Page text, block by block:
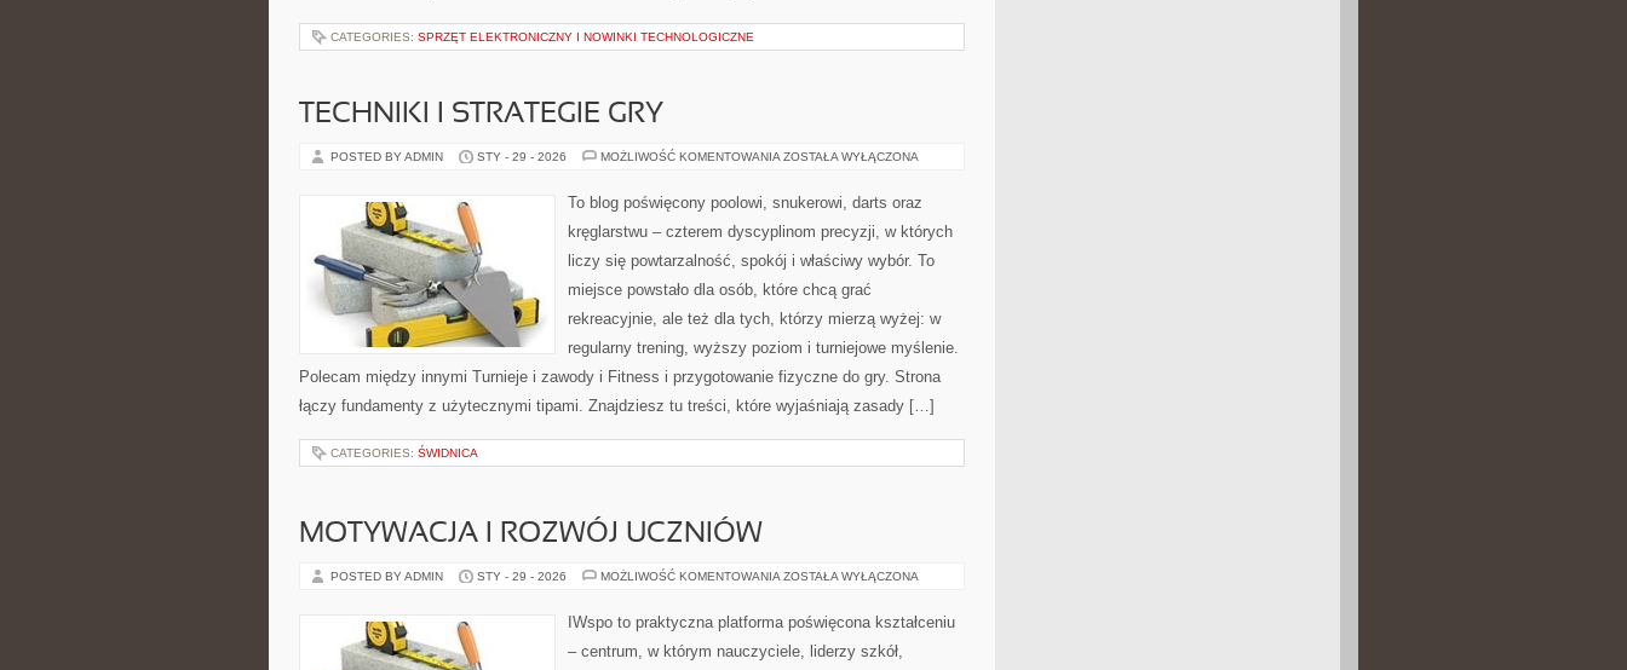
CATEGORIES: SPRZĘT ELEKTRONICZNY I NOWINKI TECHNOLOGICZNE
TECHNIKI I STRATEGIE GRY
POSTED BY ADMIN STY - 29 - 2026 MOŻLIWOŚĆ KOMENTOWANIA TECHNIKI
GRY
ZOSTAŁA WYŁĄCZONA
To blog poświęcony poolowi, snukerowi, darts oraz
kręglarstwu – czterem dyscyplinom precyzji, w których
liczy się powtarzalność, spokój i właściwy wybór. To
miejsce powstało dla osób, które chcą grać
rekreacyjnie, ale też dla tych, którzy mierzą wyżej: w
regularny trening, wyższy poziom i turniejowe myślenie.
Polecam między innymi Turnieje i zawody i Fitness i przygotowanie fizyczne do gry. Strona
łączy fundamenty z użytecznymi tipami. Znajdziesz tu treści, które wyjaśniają zasady […]
CATEGORIES: ŚWIDNICA
MOTYWACJA I ROZWÓJ UCZNIÓW
POSTED BY ADMIN STY - 29 - 2026 MOŻLIWOŚĆ KOMENTOWANIA MOTYWACJA
UCZNIÓW
ZOSTAŁA WYŁĄCZONA
IWspo to praktyczna platforma poświęcona kształceniu
– centrum, w którym nauczyciele, liderzy szkół,